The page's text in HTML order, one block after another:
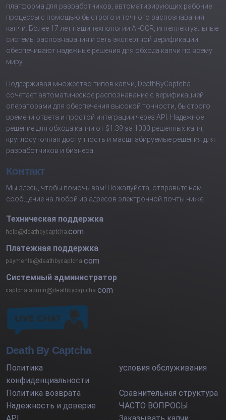
платформа для разработчиков, автоматизирующих рабочие
процессы с помощью быстрого и точного распознавания
капчи. Более 17 лет наши технологии AI-OCR, интеллектуальные
системы распознавания и сеть экспертной верификации
обеспечивают надежные решения для обхода капчи по всему
миру.
Поддерживая множество типов капчи, DeathByCaptcha
сочетает автоматическое распознавание с верификацией
операторами для обеспечения высокой точности, быстрого
времени ответа и простой интеграции через API. Надежное
решение для обхода капчи от $1.39 за 1000 решенных капч,
круглосуточная доступность и масштабируемые решения для
разработчиков и бизнеса.
Контакт
Мы здесь, чтобы помочь вам! Пожалуйста, отправьте нам
сообщение на любой из адресов электронной почты ниже:
Техническая поддержка
com
Платежная поддержка
com
Системный администратор
com
Death By Captcha
Политика
конфиденциальности
условия обслуживания
Политика возврата
Сравнительная структура
Надежность и доверие
ЧАСТО ВОПРОСЫ